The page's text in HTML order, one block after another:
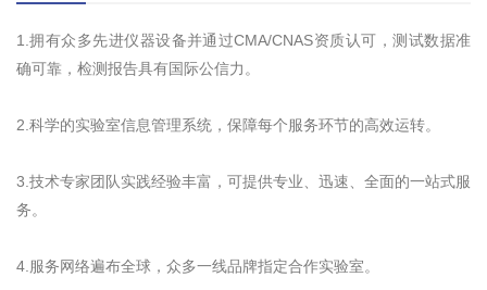
1.拥有众多先进仪器设备并通过CMA/CNAS资质认可，测试数据准
确可靠，检测报告具有国际公信力。
2.科学的实验室信息管理系统，保障每个服务环节的高效运转。
3.技术专家团队实践经验丰富，可提供专业、迅速、全面的一站式服
务。
4.服务网络遍布全球，众多一线品牌指定合作实验室。